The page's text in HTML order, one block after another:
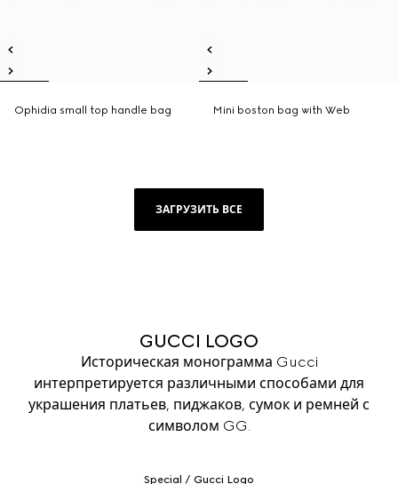
Ophidia small top handle bag Mini boston bag with Web
ЗАГРУЗИТЬ ВСЕ
GUCCI LOGO
Историческая монограмма Gucci
интерпретируется различными способами для
украшения платьев, пиджаков, сумок и ремней с
символом GG.
Special Gucci Logo